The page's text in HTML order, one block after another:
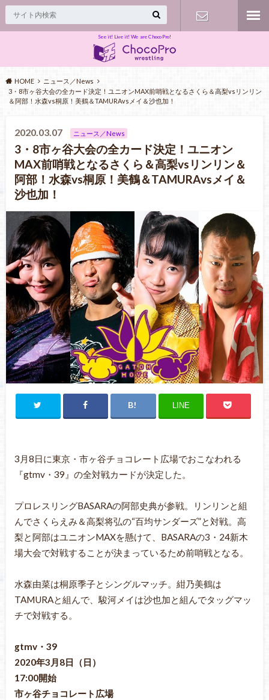
See it! Live it! We are ChocoPro!
HOME
ニュース／News
3・8市ヶ谷大会の全カード決定！ユニオンMAX前哨戦となるさくら＆高梨vsリンリン
＆阿部！水森vs桐原！美鶴＆TAMURAvsメイ＆沙也加！
2020.03.07 ニュース／News
3・8市ヶ谷大会の全カード決定！ユニオン
MAX前哨戦となるさくら＆高梨vsリンリン＆
阿部！水森vs桐原！美鶴＆TAMURAvsメイ＆
沙也加！
LINE
3月8日に東京・市ヶ谷チョコレート広場でおこなわれる
『gtmv・39』の全対戦カードが決定した。
プロレスリングBASARAの阿部史典が参戦。リンリンと組
んでさくらえみ＆高梨将弘の“百均サンダーズ”と対戦。高
梨と阿部はユニオンMAXを懸けて、BASARAの3・24新木
場大会で対戦することが決まっているため前哨戦となる。
水森由菜は桐原季子とシングルマッチ。紺乃美鶴は
TAMURAと組んで、駿河メイは沙也加と組んでタッグマッ
チで対戦する。
gtmv・39
2020年3月8日（日）
17:00開始
市ヶ谷チョコレート広場